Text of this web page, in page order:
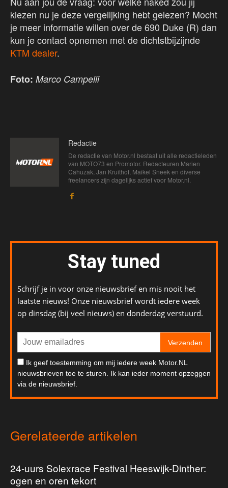
kiezen nu je deze vergelijking hebt gelezen? Mocht
je meer informatie willen over de 690 Duke (R) dan
kun je contact opnemen met de dichtstbijzijnde
KTM dealer.
Foto: Marco Campelli
Redactie
De redactie van Motor.nl bestaat uit alle redactieleden
van MOTO73 en Promotor. Redacteuren Marien
Cahuzak, Jan Kruithof, Maikel Sneek en diverse
freelancers zijn dagelijks actief voor Motor.nl.
Stay tuned
Schrijf je in voor onze nieuwsbrief en mis nooit het
laatste nieuws! Onze nieuwsbrief wordt iedere week
op dinsdag (bij veel nieuws) en donderdag verstuurd.
Verzenden
Ik geef toestemming om mij iedere week Motor.NL
nieuwsbrieven toe te sturen. Ik kan ieder moment opzeggen
via de nieuwsbrief.
Gerelateerde artikelen
24-uurs Solexrace Festival Heeswijk-Dinther:
ogen en oren tekort